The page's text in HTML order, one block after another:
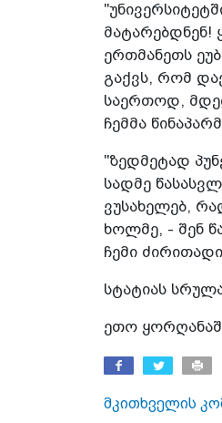
მატარებდნენ!
ერთმანეთს
გაქვს, რომ
საერთოდ,
ჩემმა
"ზედმეტად
სადმე
ვუსახელებ,
ხოლმე, - შენ
ჩემი
სტატიას
ეთო
მკითხველის